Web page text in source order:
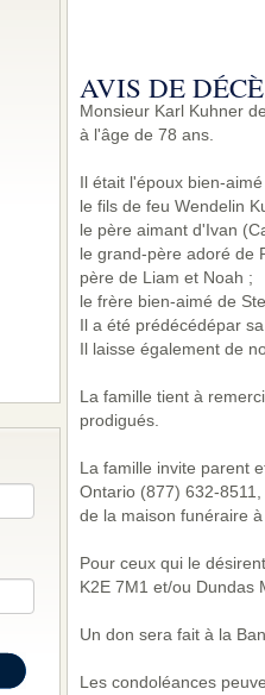
AVIS DE
Monsieur Karl Kuhner
à l'âge de 78 ans.
Il était l'époux bien-
le fils de feu Wendelin
le père aimant d'Ivan
le grand-père adoré de
père de Liam et Noah ;
le frère bien-aimé de
Il a été prédécédépar
Il laisse également de
La famille tient à
prodigués.
La famille invite parent
Ontario (877) 632-
de la maison funéraire
Pour ceux qui le
K2E 7M1 et/ou Dundas
Un don sera fait à la
Les condoléances